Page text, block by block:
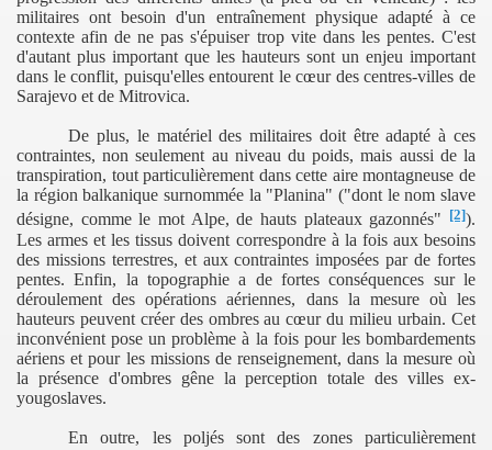
militaires ont besoin d'un entraînement physique adapté à ce
contexte afin de ne pas s'épuiser trop vite dans les pentes. C'est
d'autant plus important que les hauteurs sont un enjeu important
dans le conflit, puisqu'elles entourent le cœur des centres-villes de
Sarajevo et de Mitrovica.
De plus, le matériel des militaires doit être adapté à ces
contraintes, non seulement au niveau du poids, mais aussi de la
transpiration, tout particulièrement dans cette aire montagneuse de
la région balkanique surnommée la "Planina" ("dont le nom slave
désigne, comme le mot Alpe, de hauts plateaux gazonnés" [2]).
Les armes et les tissus doivent correspondre à la fois aux besoins
des missions terrestres, et aux contraintes imposées par de fortes
pentes. Enfin, la topographie a de fortes conséquences sur le
déroulement des opérations aériennes, dans la mesure où les
hauteurs peuvent créer des ombres au cœur du milieu urbain. Cet
inconvénient pose un problème à la fois pour les bombardements
aériens et pour les missions de renseignement, dans la mesure où
la présence d'ombres gêne la perception totale des villes ex-
yougoslaves.
En outre, les poljés sont des zones particulièrement
physiques rudes
militaire dans les villes
conditions de vie des soldats
climatiques extrêmes
l'action militaire dans une ville
sur les conditions de vie des soldats en milieu urbain
et de Sarajevo
du franchissement des rivières
sur l'action militaire
dans les villes